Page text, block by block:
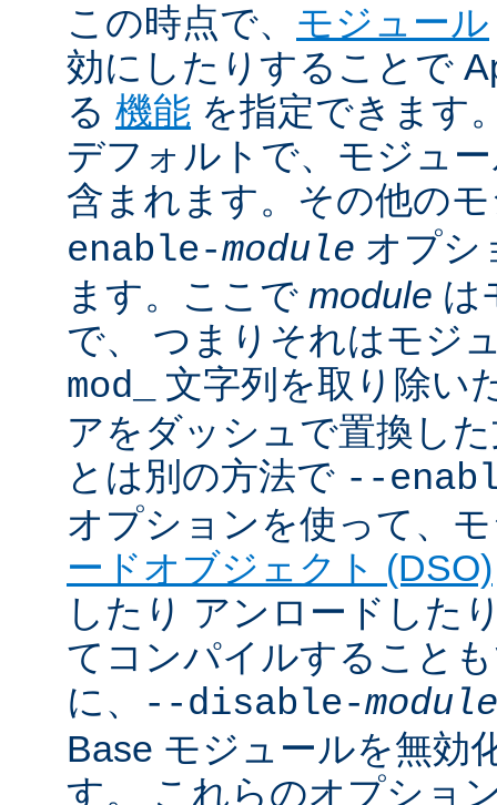
この時点で、 モジュール
効にしたりすることで
る 機能 を指定できます
デフォルトで、モジュ
含まれます。その他の
enable-module オプシ
ます。ここで module は
で、 つまりそれはモジ
mod_
文字列を取り除い
アをダッシュで置換し
とは別の方法で --
オプションを使って、
ードオブジェクト (DSO)
したり アンロードした
てコンパイルすること
に、
--disable-module
Base モジュールを無効
す。 これらのオプショ